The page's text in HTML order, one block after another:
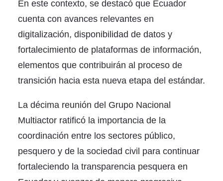
En este contexto, se destacó que Ecuador
cuenta con avances relevantes en
digitalización, disponibilidad de datos y
fortalecimiento de plataformas de información,
elementos que contribuirán al proceso de
transición hacia esta nueva etapa del estándar.
La décima reunión del Grupo Nacional
Multiactor ratificó la importancia de la
coordinación entre los sectores público,
pesquero y de la sociedad civil para continuar
fortaleciendo la transparencia pesquera en